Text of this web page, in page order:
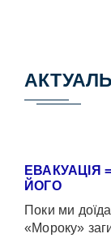
ЕВАКУАЦІЯ
ЙОГО
Поки ми
«Мороку»